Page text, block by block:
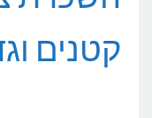
קטנים